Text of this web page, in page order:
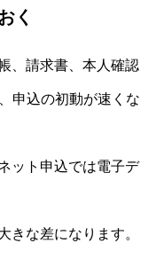
く
、請求書、本人確認
申込の初動が速くな
ット申込では電子デ
きな差になります。